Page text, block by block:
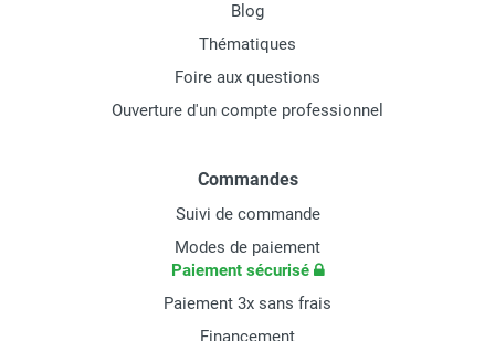
Blog
Thématiques
Foire aux questions
Ouverture d'un compte professionnel
Commandes
Suivi de commande
Modes de paiement
Paiement sécurisé
Paiement 3x sans frais
Financement